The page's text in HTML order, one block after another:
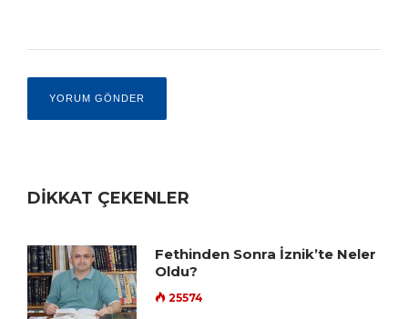
DİKKAT ÇEKENLER
Fethinden Sonra İznik’te Neler
Oldu?
25574